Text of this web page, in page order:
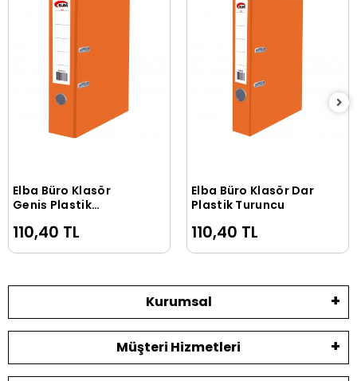
Sepete Ekle
Elba Büro Klasör
Geniş Plastik
110,40 TL
Sepete Ekle
Elba Büro Klasör Dar
Plastik Turuncu
110,40 TL
Kurumsal
Müşteri Hizmetleri